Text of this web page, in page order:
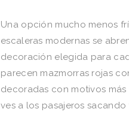
Una opción mucho menos
escaleras modernas se
decoración elegida para
parecen mazmorras rojas
decoradas con motivos
ves a los pasajeros